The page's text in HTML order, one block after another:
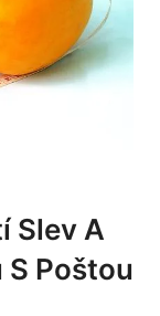
Slev A
Poštou